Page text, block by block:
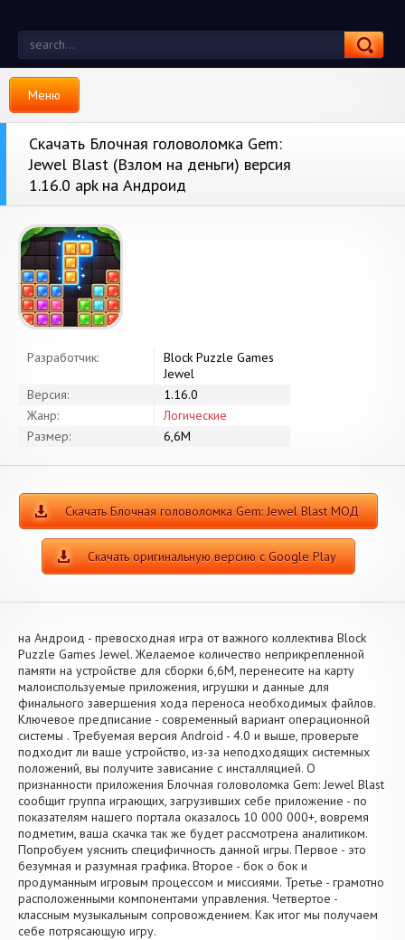
Меню
Скачать Блочная головоломка Gem:
Jewel Blast (Взлом на деньги) версия
1.16.0 apk на Андроид
Разработчик:
Block Puzzle Games
Jewel
Версия:
1.16.0
Жанр:
Логические
Размер:
6,6M
Скачать Блочная головоломка Gem: Jewel Blast МОД
Скачать оригинальную версию с Google Play
на Андроид - превосходная игра от важного коллектива Block
Puzzle Games Jewel. Желаемое количество неприкрепленной
памяти на устройстве для сборки 6,6M, перенесите на карту
малоиспользуемые приложения, игрушки и данные для
финального завершения хода переноса необходимых файлов.
Ключевое предписание - современный вариант операционной
системы . Требуемая версия Android - 4.0 и выше, проверьте
подходит ли ваше устройство, из-за неподходящих системных
положений, вы получите зависание с инсталляцией. О
признанности приложения Блочная головоломка Gem: Jewel Blast
сообщит группа играющих, загрузивших себе приложение - по
показателям нашего портала оказалось 10 000 000+, вовремя
подметим, ваша скачка так же будет рассмотрена аналитиком.
Попробуем уяснить специфичность данной игры. Первое - это
безумная и разумная графика. Второе - бок о бок и
продуманным игровым процессом и миссиями. Третье - грамотно
расположенными компонентами управления. Четвертое -
классным музыкальным сопровождением. Как итог мы получаем
себе потрясающую игру.